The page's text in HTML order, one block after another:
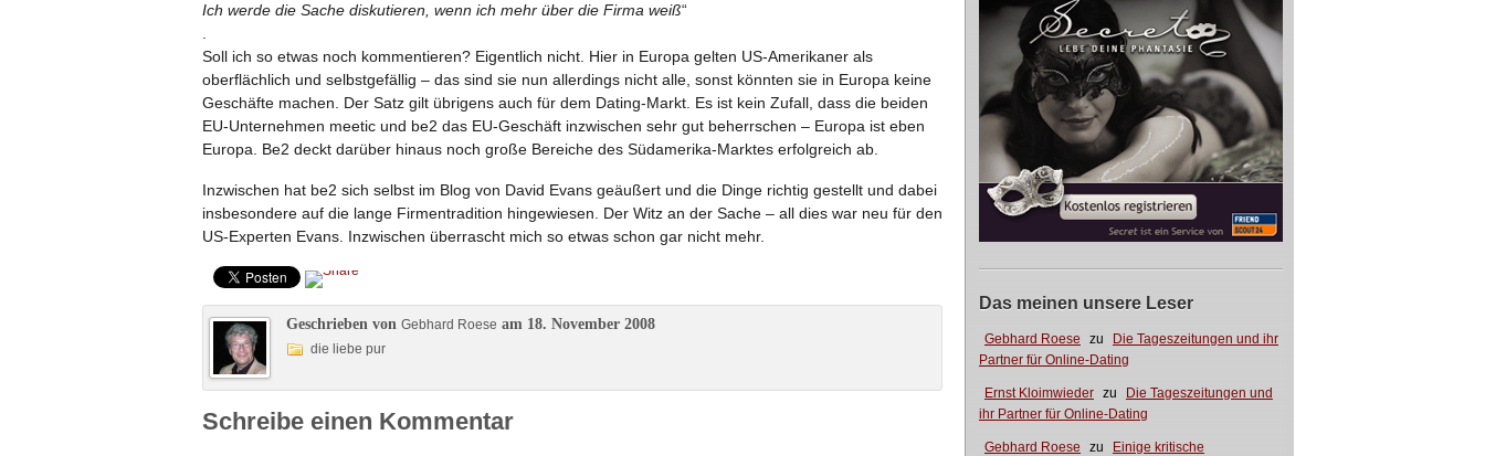
Das meinen unsere Leser
Gebhard Roese zu
Die Tageszeitungen und ihr
Partner für Online-Dating
Ernst Kloimwieder zu
Die Tageszeitungen und
ihr Partner für Online-Dating
Gebhard Roese zu
Einige kritische
Ich werde die Sache diskutieren, wenn ich mehr über die Firma weiß“
Soll ich so etwas noch kommentieren? Eigentlich nicht. Hier in Europa gelten US-Amerikaner als
oberflächlich und selbstgefällig – das sind sie nun allerdings nicht alle, sonst könnten sie in Europa keine
Geschäfte machen. Der Satz gilt übrigens auch für dem Dating-Markt. Es ist kein Zufall, dass die beiden
EU-Unternehmen meetic und be2 das EU-Geschäft inzwischen sehr gut beherrschen – Europa ist eben
Europa. Be2 deckt darüber hinaus noch große Bereiche des Südamerika-Marktes erfolgreich ab.
Inzwischen hat be2 sich selbst im Blog von David Evans geäußert und die Dinge richtig gestellt und dabei
insbesondere auf die lange Firmentradition hingewiesen. Der Witz an der Sache – all dies war neu für den
US-Experten Evans. Inzwischen überrascht mich so etwas schon gar nicht mehr.
Geschrieben von Gebhard Roese am 18. November 2008
die liebe pur
Schreibe einen Kommentar